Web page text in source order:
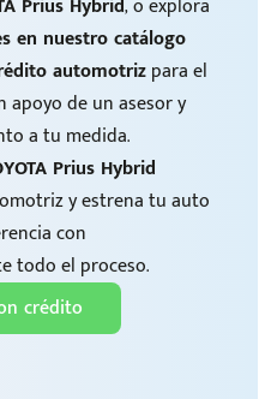
en nuestro catálogo
automotrizpara el
apoyo de un asesor y
a tu medida.
Prius Hybrid
y estrena tu auto
con
todo el proceso.
crédito